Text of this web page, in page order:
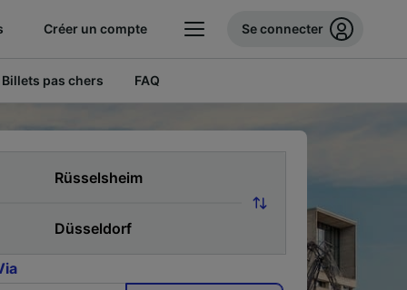
Créer un compte Se connecter
Billets pas chers FAQ